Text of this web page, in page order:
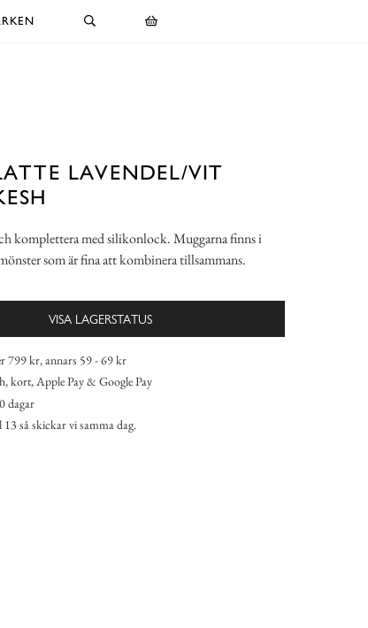
LAVENDEL/VIT
komplettera med silikonlock. Muggarna finns i
som är fina att kombinera tillsammans.
VISA LAGERSTATUS
799 kr, annars 59 - 69 kr
kort, Apple Pay & Google Pay
dagar
13 så skickar vi samma dag.